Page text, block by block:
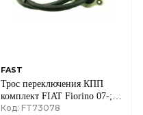
FAST
Трос переключения КПП
комплект FIAT Fiorino 07-;
PEUGEOT Bipper 08-17;
Код: FT73078